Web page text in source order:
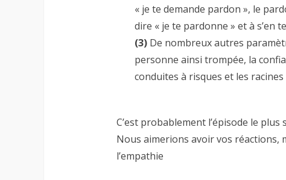
« je te demande pardon », le
dire « je te pardonne » et à s’en
(3) De nombreux autres
personne ainsi trompée, la
conduites à risques et les
C’est probablement l’épisode le
Nous aimerions avoir vos réactions,
l’empathie